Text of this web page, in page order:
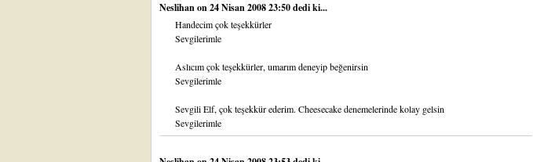
Neslihanon 24 Nisan 2008 23:50 dedi ki...
Handecim çok teşekkürler
Sevgilerimle
Aslıcım çok teşekkürler, umarım deneyip beğenirsin
Sevgilerimle
Sevgili Elf, çok teşekkür ederim. Cheesecake denemelerinde kolay gelsin
Sevgilerimle